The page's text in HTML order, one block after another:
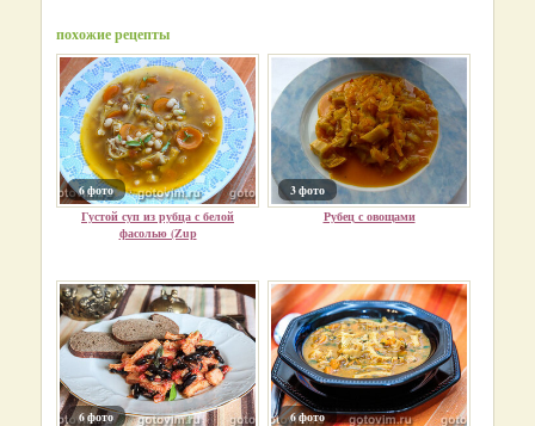
похожие рецепты
6 фото
Густой суп из рубца с белой
фасолью (Zup
3 фото
Рубец с овощами
6 фото
6 фото